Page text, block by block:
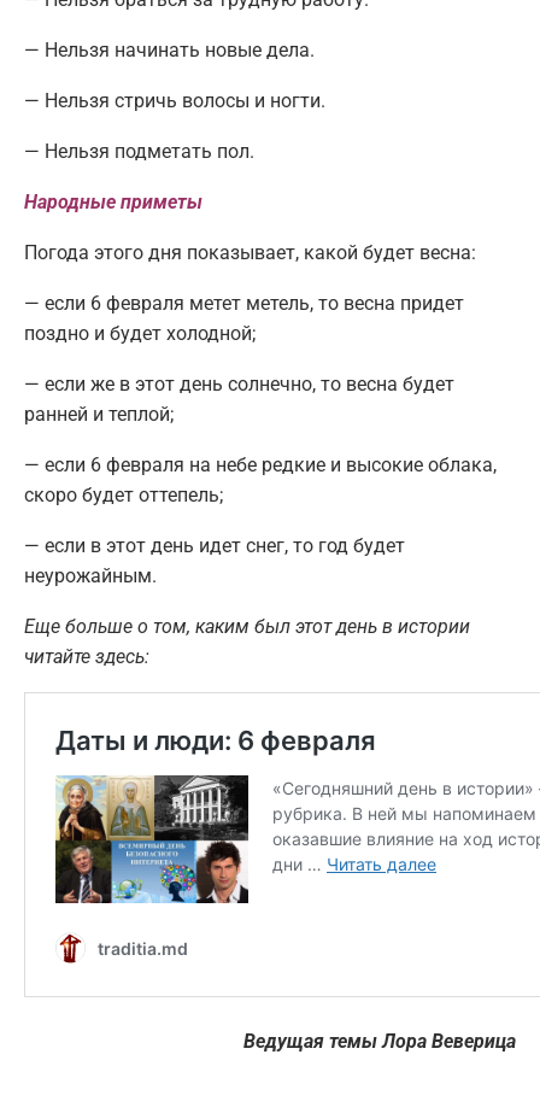
— Нельзя начинать новые дела.
— Нельзя стричь волосы и ногти.
— Нельзя подметать пол.
Народные приметы
Погода этого дня показывает, какой будет весна:
— если 6 февраля метет метель, то весна придет
поздно и будет холодной;
— если же в этот день солнечно, то весна будет
ранней и теплой;
— если 6 февраля на небе редкие и высокие облака,
скоро будет оттепель;
— если в этот день идет снег, то год будет
неурожайным.
Еще больше о том, каким был этот день в истории
читайте здесь:
Ведущая темы Лора Веверица